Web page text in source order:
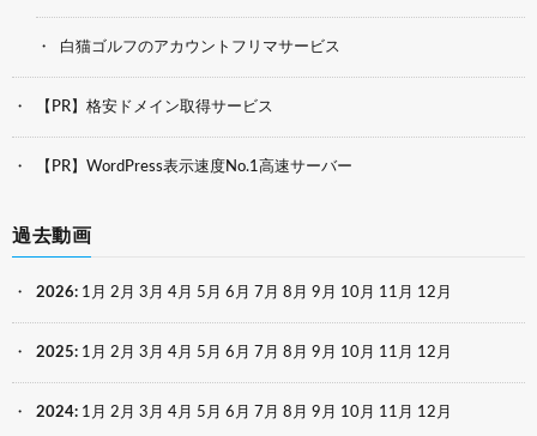
白猫ゴルフのアカウントフリマサービス
【PR】格安ドメイン取得サービス
【PR】WordPress表示速度No.1高速サーバー
過去動画
2026: 1月 2月 3月 4月 5月 6月 7月 8月 9月 10月 11月 12月
2025: 1月 2月 3月 4月 5月 6月 7月 8月 9月 10月 11月 12月
2024: 1月 2月 3月 4月 5月 6月 7月 8月 9月 10月 11月 12月